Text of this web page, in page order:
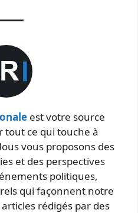
est votre source
ce qui touche à
vous proposons des
et des perspectives
politiques,
qui façonnent notre
rédigés par des